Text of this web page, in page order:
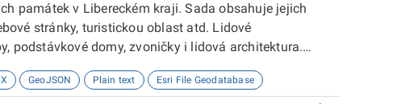
památek v Libereckém kraji. Sada obsahuje jejich
stránky, turistickou oblast atd. Lidové
podstávkové domy, zvoničky i lidová architektura.
jsou Dny lidové architektury nebo Léto v podstávce.
GeoJSON Plain text Esri File Geodatabase